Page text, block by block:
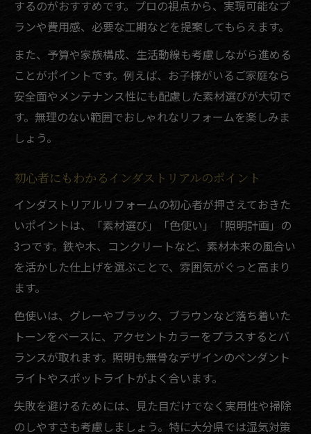
するのがおすすめです。プロの視点から、実現可能なプ
ランや費用感、必要な工期などを提案してもらえます。
また、予算や家族構成、生活動線も考慮しながら進める
ことがポイントです。例えば、お子様がいるご家庭なら
安全面やメンテナンス性にも配慮した素材選びが大切で
す。無理のない範囲でおしゃれなリフォームを楽しみま
しょう。
初心者にもわかるインダストリアルのポイント
インダストリアルリフォームの初心者が押さえておきた
いポイントは、「素材選び」「色使い」「照明計画」の
3つです。鉄や木、コンクリートなど、素材本来の風合い
を活かした仕上げを選ぶことで、雰囲気がぐっと高まり
ます。
色使いは、グレーやブラック、ブラウンなど落ち着いた
トーンをベースに、アクセントカラーをプラスするとバ
ランスが取れます。照明も無骨なデザインのペンダント
ライトやスポットライトがよく合います。
失敗を避けるためには、見た目だけでなく実用性や掃除
のしやすさも考慮しましょう。特に大分県では湿気対策